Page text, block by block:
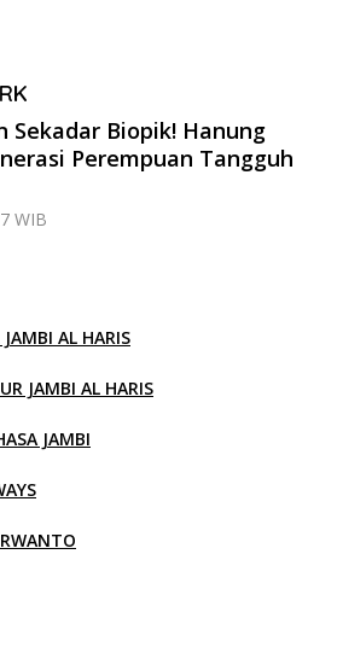
Sekadar Biopik! Hanung
Perempuan Tangguh
WIB
AL HARIS
JAMBI AL HARIS
JAMBI